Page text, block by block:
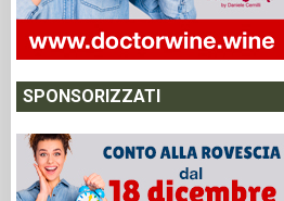
SPONSORIZZATI